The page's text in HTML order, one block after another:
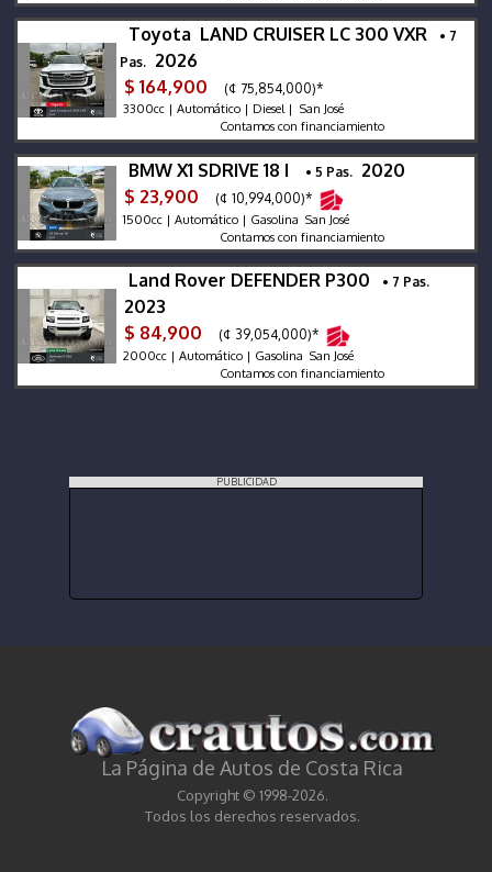
Toyota LAND CRUISER LC 300 VXR
• 7
Pas. 2026
$ 164,900
(¢ 75,854,000)*
3300cc | Automático | Diesel | San José
Contamos con financiamiento
BMW X1 SDRIVE 18 I • 5 Pas. 2020
$ 23,900
(¢ 10,994,000)*
1500cc | Automático | Gasolina San José
Contamos con financiamiento
Land Rover DEFENDER P300 • 7 Pas.
2023
$ 84,900
(¢ 39,054,000)*
2000cc | Automático | Gasolina San José
Contamos con financiamiento
PUBLICIDAD
La Página de Autos de Costa Rica
Copyright © 1998-2026.
Todos los derechos reservados.